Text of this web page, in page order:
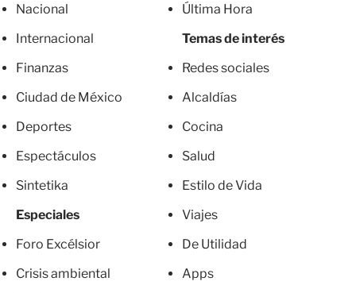
Nacional
Internacional
Finanzas
Ciudad de México
Deportes
Espectáculos
Sintetika
Especiales
Foro Excélsior
Crisis ambiental
Última Hora
Temas de interés
Redes sociales
Alcaldías
Cocina
Salud
Estilo de Vida
Viajes
De Utilidad
Apps